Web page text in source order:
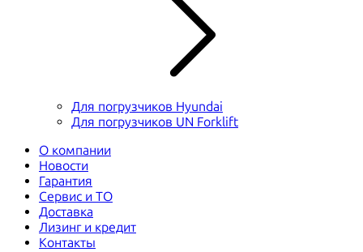
Для погрузчиков Hyundai
Для погрузчиков UN Forklift
О компании
Новости
Гарантия
Сервис и ТО
Доставка
Лизинг и кредит
Контакты